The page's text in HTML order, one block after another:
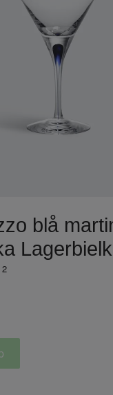
blå
2